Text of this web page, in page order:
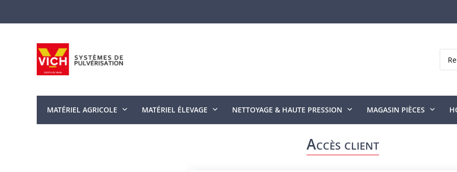
contenu
MATÉRIEL AGRICOLE MATÉRIEL ÉLEVAGE NETTOYAGE & HAUTE PRESSION MAGASIN PIÈCES
Accès client